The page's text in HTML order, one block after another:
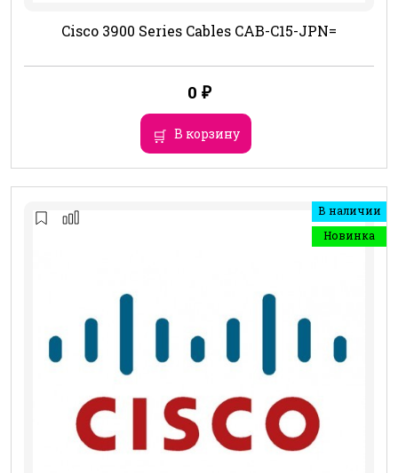
Cisco 3900 Series Cables CAB-C15-JPN=
0 ₽
В корзину
В наличии
Новинка